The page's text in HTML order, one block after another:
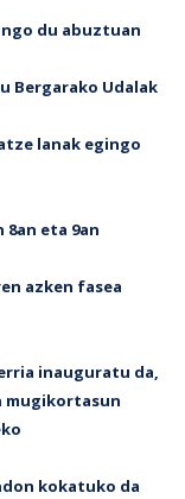
du abuztuan
Bergarako Udalak
lanak egingo
eta 9an
azken fasea
inauguratu da,
mugikortasun
kokatuko da